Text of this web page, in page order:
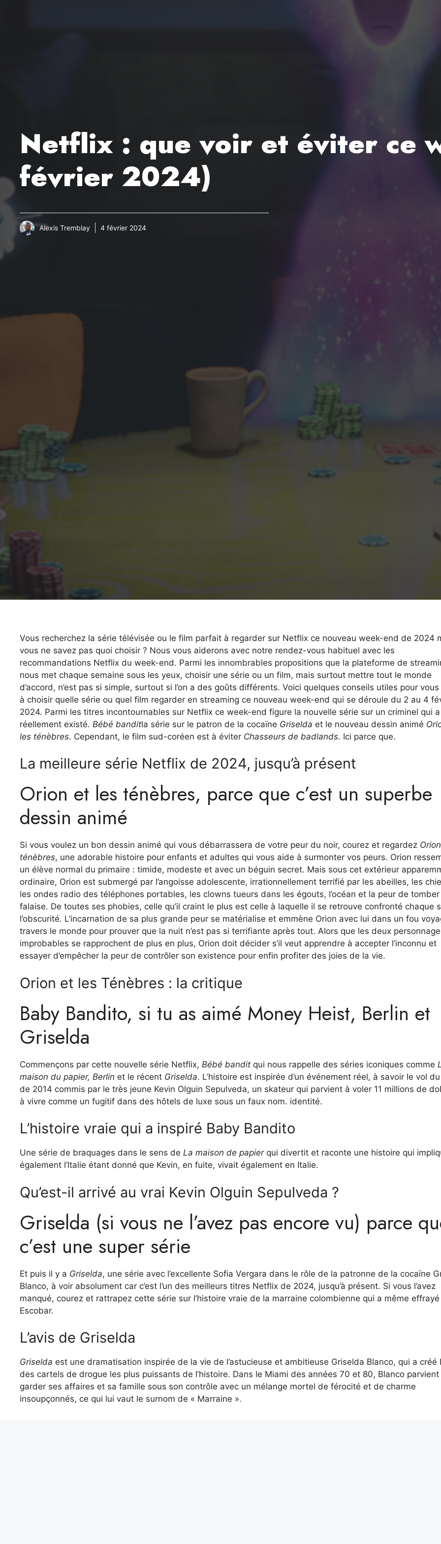
Netflix : que voir et éviter ce
février 2024)
Alexis Tremblay 4 février 2024
Vous recherchez la série télévisée ou le film parfait à regarder sur Netflix ce nouveau week-end de 2024
vous ne savez pas quoi choisir ? Nous vous aiderons avec notre rendez-vous habituel avec les
recommandations Netflix du week-end. Parmi les innombrables propositions que la plateforme de
nous met chaque semaine sous les yeux, choisir une série ou un film, mais surtout mettre tout le monde
d’accord, n’est pas si simple, surtout si l’on a des goûts différents. Voici quelques conseils utiles pour
à choisir quelle série ou quel film regarder en streaming ce nouveau week-end qui se déroule du 2 au 4
2024. Parmi les titres incontournables sur Netflix ce week-end figure la nouvelle série sur un criminel qui a
réellement existé. Bébé banditla série sur le patron de la cocaïne Griselda et le nouveau dessin animé
les ténèbres. Cependant, le film sud-coréen est à éviter Chasseurs de badlands. Ici parce que.
La meilleure série Netflix de 2024, jusqu’à présent
Orion et les ténèbres, parce que c’est un superbe
dessin animé
Si vous voulez un bon dessin animé qui vous débarrassera de votre peur du noir, courez et regardez
ténèbres, une adorable histoire pour enfants et adultes qui vous aide à surmonter vos peurs. Orion
un élève normal du primaire : timide, modeste et avec un béguin secret. Mais sous cet extérieur
ordinaire, Orion est submergé par l’angoisse adolescente, irrationnellement terrifié par les abeilles, les
les ondes radio des téléphones portables, les clowns tueurs dans les égouts, l’océan et la peur de tomber
falaise. De toutes ses phobies, celle qu’il craint le plus est celle à laquelle il se retrouve confronté chaque
l’obscurité. L’incarnation de sa plus grande peur se matérialise et emmène Orion avec lui dans un fou
travers le monde pour prouver que la nuit n’est pas si terrifiante après tout. Alors que les deux
improbables se rapprochent de plus en plus, Orion doit décider s’il veut apprendre à accepter l’inconnu et
essayer d’empêcher la peur de contrôler son existence pour enfin profiter des joies de la vie.
Orion et les Ténèbres : la critique
Baby Bandito, si tu as aimé Money Heist, Berlin et
Griselda
Commençons par cette nouvelle série Netflix, Bébé bandit qui nous rappelle des séries iconiques comme
maison du papier, Berlin et le récent Griselda. L’histoire est inspirée d’un événement réel, à savoir le vol
de 2014 commis par le très jeune Kevin Olguin Sepulveda, un skateur qui parvient à voler 11 millions de
à vivre comme un fugitif dans des hôtels de luxe sous un faux nom. identité.
L’histoire vraie qui a inspiré Baby Bandito
Une série de braquages ​​dans le sens de La maison de papierqui divertit et raconte une histoire qui
également l’Italie étant donné que Kevin, en fuite, vivait également en Italie.
Qu’est-il arrivé au vrai Kevin Olguin Sepulveda ?
Griselda (si vous ne l’avez pas encore vu) parce
c’est une super série
Et puis il y a Griselda, une série avec l’excellente Sofia Vergara dans le rôle de la patronne de la cocaïne
Blanco, à voir absolument car c’est l’un des meilleurs titres Netflix de 2024, jusqu’à présent. Si vous l’avez
manqué, courez et rattrapez cette série sur l’histoire vraie de la marraine colombienne qui a même
Escobar.
L’avis de Griselda
Griselda est une dramatisation inspirée de la vie de l’astucieuse et ambitieuse Griselda Blanco, qui a créé
des cartels de drogue les plus puissants de l’histoire. Dans le Miami des années 70 et 80, Blanco parvient
garder ses affaires et sa famille sous son contrôle avec un mélange mortel de férocité et de charme
insoupçonnés, ce qui lui vaut le surnom de « Marraine ».